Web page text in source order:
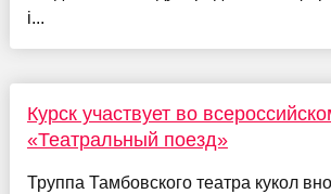
i...
Курск участвует во
«Театральный поезд»
Труппа Тамбовского театра кукол